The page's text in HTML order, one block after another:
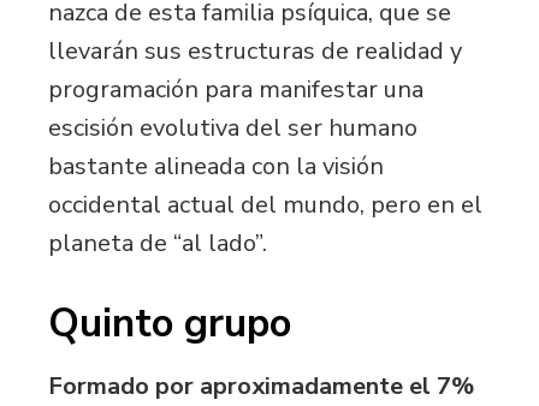
nazca de esta familia psíquica, que se
llevarán sus estructuras de realidad y
programación para manifestar una
escisión evolutiva del ser humano
bastante alineada con la visión
occidental actual del mundo, pero en el
planeta de “al lado”.
Quinto grupo
Formado por aproximadamente el 7%